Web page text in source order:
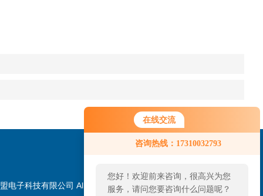
在线交流
咨询热线：17310032793
您好！欢迎前来咨询，很高兴为您
服务，请问您要咨询什么问题呢？
电子科技有限公司 All